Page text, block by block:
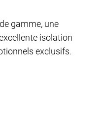
gamme, une
isolation
exclusifs.